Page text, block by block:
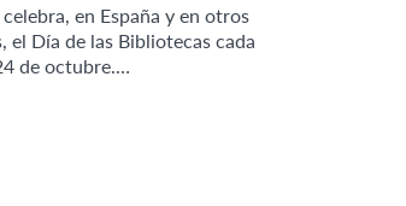
en España y en otros
el Día de las Bibliotecas cada
de octubre.…